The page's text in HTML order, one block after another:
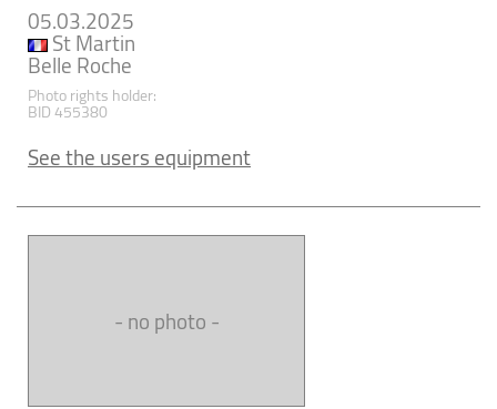
05.03.2025
St Martin
Belle Roche
Photo rights holder:
BID 455380
See the users equipment
- no photo -